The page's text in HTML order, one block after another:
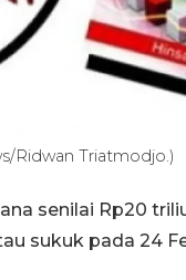
Ridwan Triatmodjo.)
senilai Rp20
sukuk pada 24